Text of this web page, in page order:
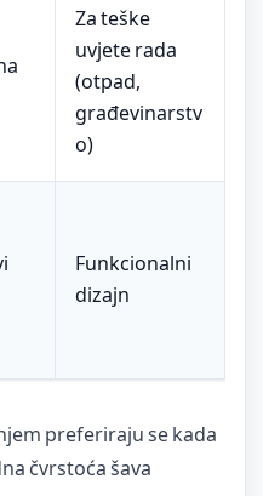
Za teške
uvjete rada
(otpad,
građevinarstv
o)
Funkcionalni
dizajn
preferiraju se kada
čvrstoća šava